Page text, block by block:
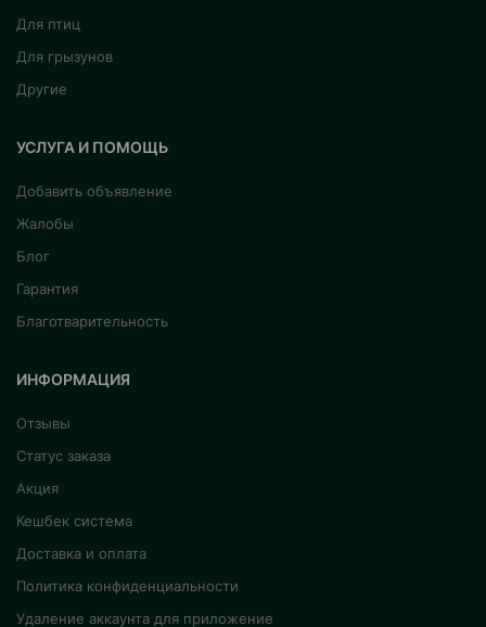
Для птиц
Для грызунов
Другие
УСЛУГА И ПОМОЩЬ
Добавить объявление
Жалобы
Блог
Гарантия
Благотварительность
ИНФОРМАЦИЯ
Отзывы
Статус заказа
Акция
Кешбек система
Доставка и оплата
Политика конфиденциальности
Удаление аккаунта для приложение